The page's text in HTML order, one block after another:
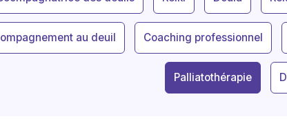
au deuil Coaching professionnel
Palliatothérapie